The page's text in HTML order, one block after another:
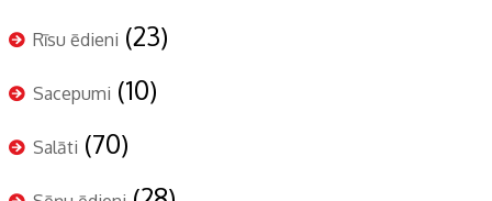
Rīsu ēdieni (23)
Sacepumi (10)
Salāti (70)